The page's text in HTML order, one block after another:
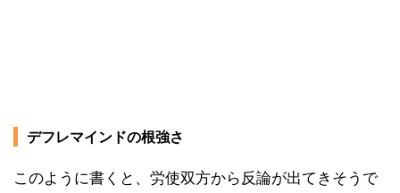
デフレマインドの根強さ
このように書くと、労使双方から反論が出てきそうで